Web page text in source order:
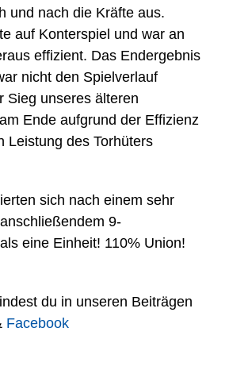
und nach die Kräfte aus.
auf Konterspiel und war an
effizient. Das Endergebnis
nicht den Spielverlauf
Sieg unseres älteren
Ende aufgrund der Effizienz
Leistung des Torhüters
sich nach einem sehr
9-
eine Einheit! 110% Union!
du in unseren Beiträgen
Facebook